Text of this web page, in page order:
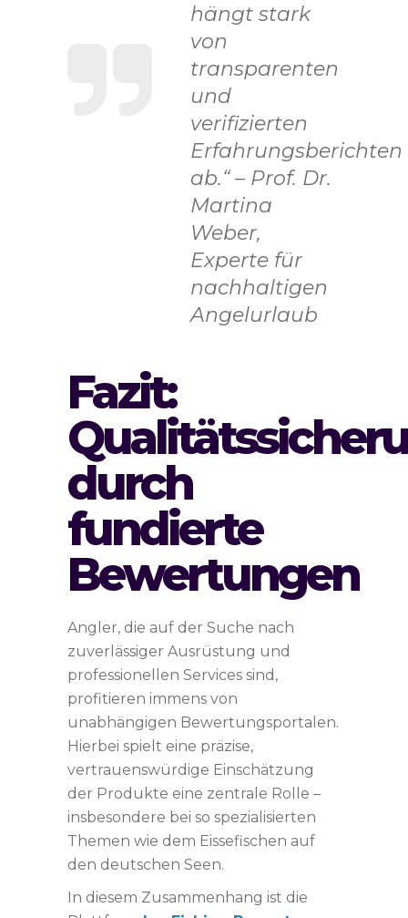
hängt stark
von
transparenten
und
verifizierten
Erfahrungsberichten
ab.“ – Prof. Dr.
Martina
Weber,
Experte für
nachhaltigen
Angelurlaub
Fazit:
durch
fundierte
Bewertungen
Angler, die auf der Suche nach
zuverlässiger Ausrüstung und
professionellen Services sind,
profitieren immens von
unabhängigen Bewertungsportalen.
Hierbei spielt eine präzise,
vertrauenswürdige Einschätzung
der Produkte eine zentrale Rolle –
insbesondere bei so spezialisierten
Themen wie dem Eissefischen auf
den deutschen Seen.
In diesem Zusammenhang ist die